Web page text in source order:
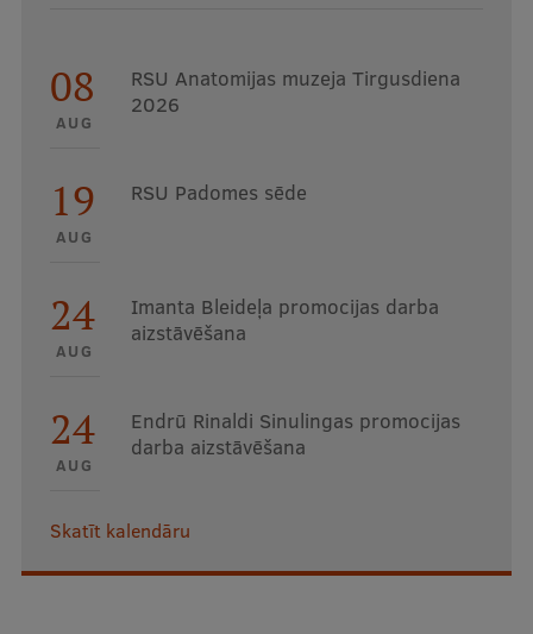
08
AUG
RSU Anatomijas muzeja Tirgusdiena
2026
19
AUG
RSU Padomes sēde
24
AUG
Imanta Bleideļa promocijas darba
aizstāvēšana
24
AUG
Endrū Rinaldi Sinulingas promocijas
darba aizstāvēšana
Skatīt kalendāru